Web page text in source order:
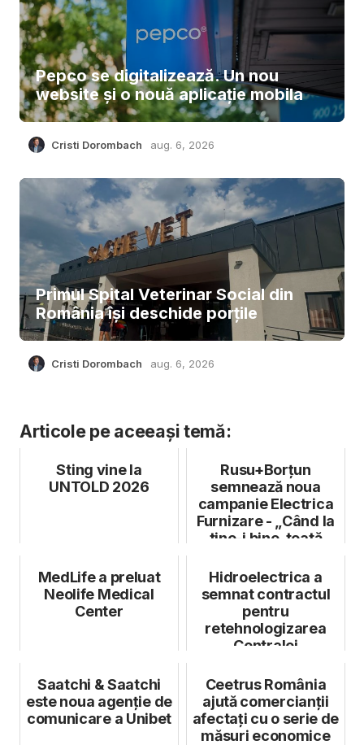
Pepco se digitalizează. Un nou
website și o nouă aplicație mobila
Cristi Dorombach aug. 6, 2026
Primul Spital Veterinar Social din
România își deschide porțile
Cristi Dorombach aug. 6, 2026
Articole pe aceeași temă:
Sting vine la
UNTOLD 2026
Rusu+Borțun
semnează noua
campanie Electrica
Furnizare - „Când la
tine-i bine, toată
MedLife a preluat
Neolife Medical
Center
Hidroelectrica a
semnat contractul
pentru
retehnologizarea
Centralei
Stejaru
Saatchi & Saatchi
este noua agenție de
comunicare a Unibet
Ceetrus România
ajută comercianții
afectați cu o serie de
măsuri economice